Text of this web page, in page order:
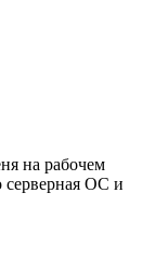
на рабочем
серверная ОС и